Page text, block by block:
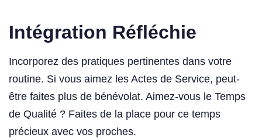
Intégration Réfléchie
Incorporez des pratiques pertinentes dans votre
routine. Si vous aimez les Actes de Service, peut-
être faites plus de bénévolat. Aimez-vous le Temps
de Qualité ? Faites de la place pour ce temps
précieux avec vos proches.